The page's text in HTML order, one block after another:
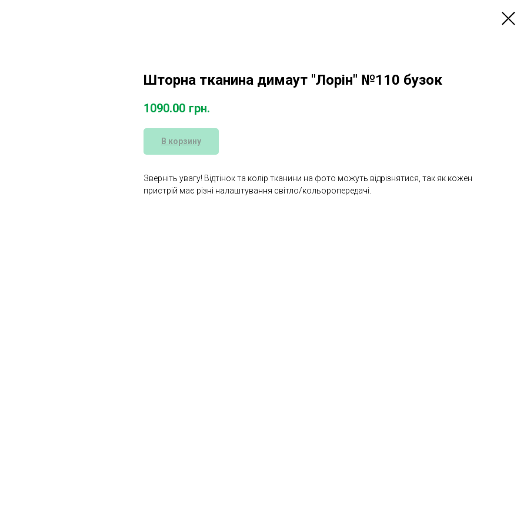
Шторна тканина димаут "Лорін" №110 бузок
1090.00 грн.
В корзину
Зверніть увагу! Відтінок та колір тканини на фото можуть відрізнятися, так як кожен
пристрій має різні налаштування світло/кольоропередачі.